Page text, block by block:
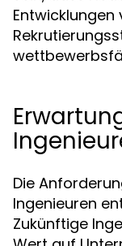
Die
Ingenieuren
Zukünftige